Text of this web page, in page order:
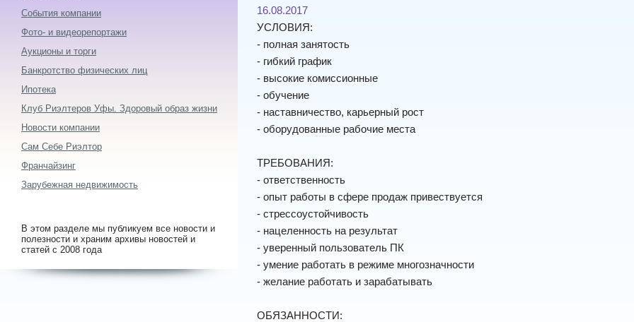
16.08.2017
УСЛОВИЯ:
- полная занятость
- гибкий график
- высокие комиссионные
- обучение
- наставничество, карьерный рост
- оборудованные рабочие места
ТРЕБОВАНИЯ:
- ответственность
- опыт работы в сфере продаж привествуется
- стрессоустойчивость
- нацеленность на результат
- уверенный пользователь ПК
- умение работать в режиме многозначности
- желание работать и зарабатывать
ОБЯЗАННОСТИ:
События компании
Фото- и видеорепортажи
Аукционы и торги
Банкротство физических лиц
Ипотека
Клуб Риэлтеров Уфы. Здоровый образ жизни
Новости компании
Сам Себе Риэлтор
Франчайзинг
Зарубежная недвижимость
В этом разделе мы публикуем все новости и
полезности и храним архивы новостей и
статей с 2008 года